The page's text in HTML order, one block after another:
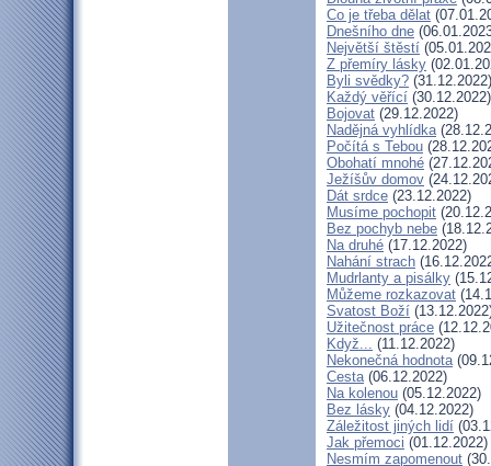
Co je třeba dělat
Dnešního dne
Největší štěstí
Z přemíry lásky
Byli svědky? (31.12.2022)
Každý věřící (30.12.2022)
Bojovat (29.12.2022)
Nadějná vyhlídka
Počítá s Tebou
Obohatí mnohé
Ježíšův domov
Dát srdce (23.12.2022)
Musíme pochopit
Bez pochyb nebe
Na druhé (17.12.2022)
Nahání strach
Mudrlanty a pisálky
Můžeme rozkazovat
Svatost Boží
Užitečnost práce
Když... (11.12.2022)
Nekonečná hodnota
Cesta(06.12.2022)
Na kolenou (05.12.2022)
Bez lásky (04.12.2022)
Záležitost jiných lidí
Jak přemoci (01.12.2022)
Nesmím zapomenout